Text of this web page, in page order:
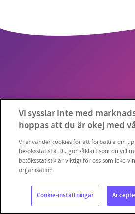
SMB kämpar för en hållbar
vill hjälpa
Stötta vårt arbete genom att
1231368703
Läs vad vi vill
Vi sysslar inte med
hoppas att du är okej med
Vi använder cookies för att förbättra din
besöksstatistik. Du gör såklart som du vill
besöksstatistik är viktigt för oss som icke-
organisation.
Cookie-inställningar